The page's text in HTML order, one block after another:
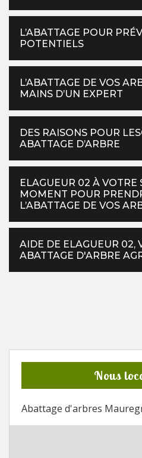
L’ABATTAGE POUR
POTENTIELS
L’ABATTAGE DE VOS
MAINS D’UN EXPERT
DES RAISONS POUR
ABATTAGE D’ARBRE
ELAGUEUR 02 À VOTRE
MOMENT POUR
L’ABATTAGE DE VOS
AIDE DE ELAGUEUR 02,
ABATTAGE D'ARBRE
Nous
Abattage d'arbres